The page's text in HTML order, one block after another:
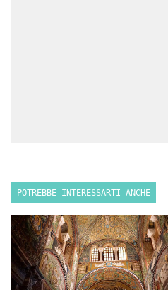
POTREBBE INTERESSARTI ANCHE